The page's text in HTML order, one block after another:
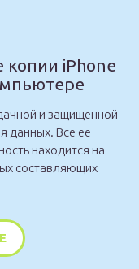
копии iPhone
и защищенной
данных. Все ее
находится на
составляющих